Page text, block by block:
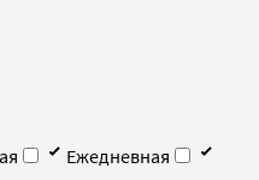
Ежедневная